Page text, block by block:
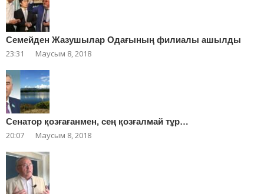
Cемейден Жазушылар Одағының филиалы ашылды
23:31 Маусым 8, 2018
Сенатор қозғағанмен, сең қозғалмай тұр…
20:07 Маусым 8, 2018